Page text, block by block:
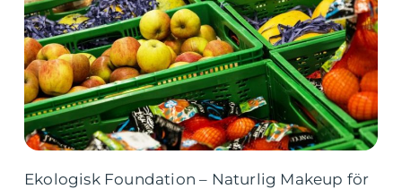
Ekologisk Foundation – Naturlig Makeup för